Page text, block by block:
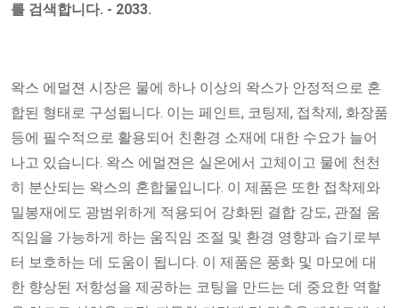
를 검색합니다. - 2033.
왁스 에멀젼 시장은 물에 하나 이상의 왁스가 안정적으로 혼
합된 형태로 구성됩니다. 이는 페인트, 코팅제, 접착제, 화장품
등에 필수적으로 활용되어 친환경 소재에 대한 수요가 늘어
나고 있습니다. 왁스 에멀젼은 실온에서 고체이고 물에 천천
히 분산되는 왁스의 혼합물입니다. 이 제품은 또한 접착제와
밀봉재에도 광범위하게 적용되어 강화된 결합 강도, 관절 움
직임을 가능하게 하는 움직임 조절 및 환경 영향과 습기로부
터 보호하는 데 도움이 됩니다. 이 제품은 풍화 및 마모에 대
한 향상된 저항성을 제공하는 코팅을 만드는 데 중요한 역할